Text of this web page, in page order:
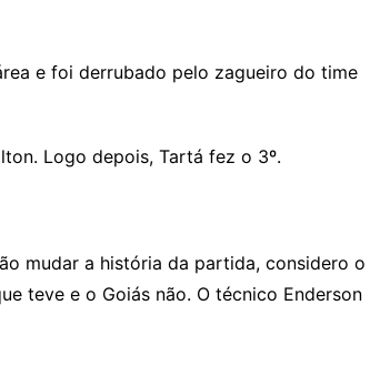
e foi derrubado pelo zagueiro do time
Logo depois, Tartá fez o 3º.
mudar a história da partida, considero o
teve e o Goiás não. O técnico Enderson